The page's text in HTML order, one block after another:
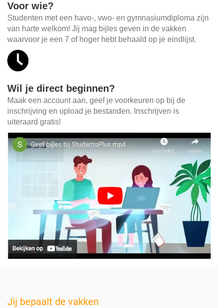
Voor wie?
Studenten met een havo-, vwo- en gymnasiumdiploma zijn
van harte welkom! Jij mag bijles geven in de vakken
waarvoor je een 7 of hoger hebt behaald op je eindlijst.
Wil je direct beginnen?
Maak een account aan, geef je voorkeuren op bij de
inschrijving en upload je bestanden. Inschrijven is
uiteraard gratis!
Jij bepaalt de vakken